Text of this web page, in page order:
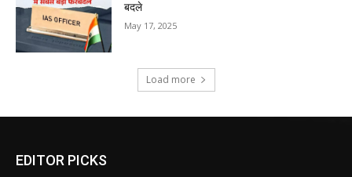
बदले
May 17, 2025
Load more
EDITOR PICKS